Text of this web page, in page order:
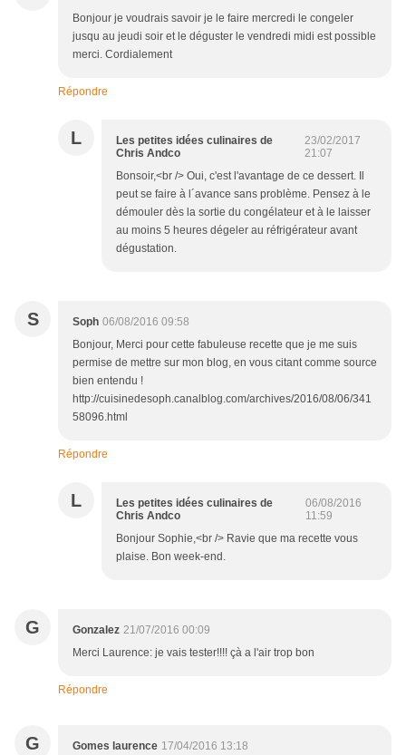
Bonjour je voudrais savoir je le faire mercredi le congeler
jusqu au jeudi soir et le déguster le vendredi midi est possible
merci. Cordialement
Répondre
L
Les petites idées culinaires de
Chris Andco
23/02/2017
21:07
Bonsoir,<br /> Oui, c'est l'avantage de ce dessert. Il
peut se faire à l´avance sans problème. Pensez à le
démouler dès la sortie du congélateur et à le laisser
au moins 5 heures dégeler au réfrigérateur avant
dégustation.
S Soph 06/08/2016 09:58
Bonjour, Merci pour cette fabuleuse recette que je me suis
permise de mettre sur mon blog, en vous citant comme source
bien entendu !
http://cuisinedesoph.canalblog.com/archives/2016/08/06/341
58096.html
Répondre
L
Les petites idées culinaires de
Chris Andco
06/08/2016
11:59
Bonjour Sophie,<br /> Ravie que ma recette vous
plaise. Bon week-end.
G Gonzalez 21/07/2016 00:09
Merci Laurence: je vais tester!!!! çà a l'air trop bon
Répondre
G Gomes laurence 17/04/2016 13:18